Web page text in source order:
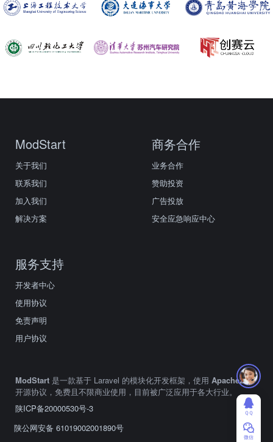
ModStart
关于我们
联系我们
加入我们
解决方案
商务合作
业务合作
赞助投资
广告投放
安全应急响应中心
服务支持
开发者中心
使用协议
免责声明
用户协议
ModStart 是一款基于 Laravel 的模块化开发框架，使用 Apache2.0
开源协议，免费且不限商业使用，目前被广泛应用于各大行业。
陕ICP备20000530号-3
陕公网安备 61019002001890号
ＱＱ
微信